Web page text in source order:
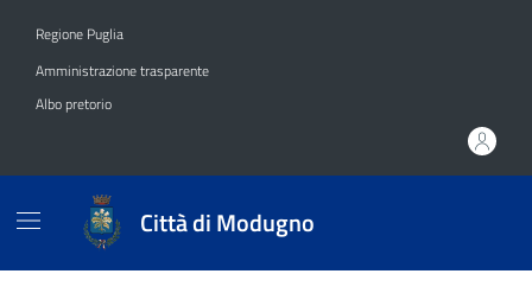
Regione Puglia
Amministrazione trasparente
Albo pretorio
Città di Modugno